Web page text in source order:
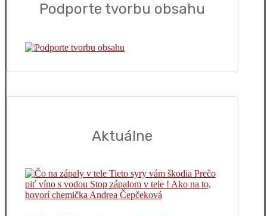
Podporte tvorbu obsahu
Aktuálne